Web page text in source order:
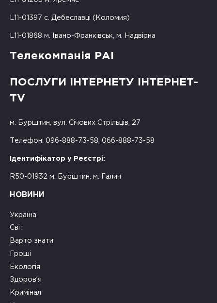
L11-01397 с. Дебеславці (Коломия)
L11-01868 м. Івано-Франківськ, м. Надвірна
Телекомпанія РАІ
ПОСЛУГИ ІНТЕРНЕТУ ІНТЕРНЕТ-
TV
м. Бурштин, вул. Січових Стрільців, 27
Телефон: 096-888-73-58, 066-888-73-58
Ідентифікатор у Реєстрі:
R50-01932 м. Бурштин, м. Галич
НОВИНИ
Україна
Світ
Варто знати
Гроші
Екологія
Здоров’я
Кримінал